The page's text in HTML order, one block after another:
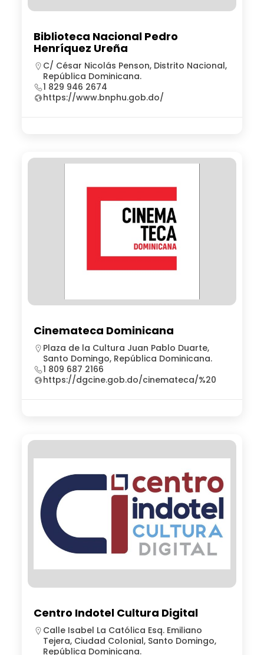
Biblioteca Nacional Pedro
Henríquez Ureña
C/ César Nicolás Penson, Distrito Nacional,
República Dominicana.
1 829 946 2674
https://www.bnphu.gob.do/
Cinemateca Dominicana
Plaza de la Cultura Juan Pablo Duarte,
Santo Domingo, República Dominicana.
1 809 687 2166
https://dgcine.gob.do/cinemateca/%20
Centro Indotel Cultura Digital
Calle Isabel La Católica Esq. Emiliano
Tejera, Ciudad Colonial, Santo Domingo,
República Dominicana.